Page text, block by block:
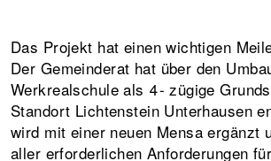
Das Projekt hat einen wichtigen
Der Gemeinderat hat über den
Werkrealschule als 4- zügige
Standort Lichtenstein Unterhausen
wird mit einer neuen Mensa ergänzt
aller erforderlichen Anforderungen